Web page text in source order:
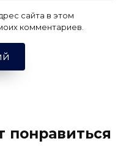
сайта в этом
комментариев.
понравиться